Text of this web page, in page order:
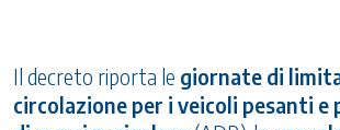
Il decreto riporta le giornate di
circolazione per i veicoli pesanti